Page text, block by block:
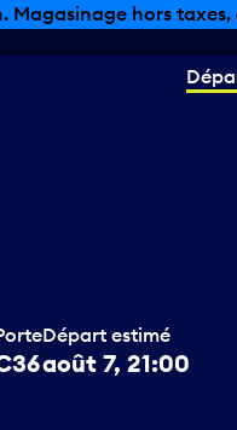
Magasinage hors
Départ estimé
août 7, 21:00